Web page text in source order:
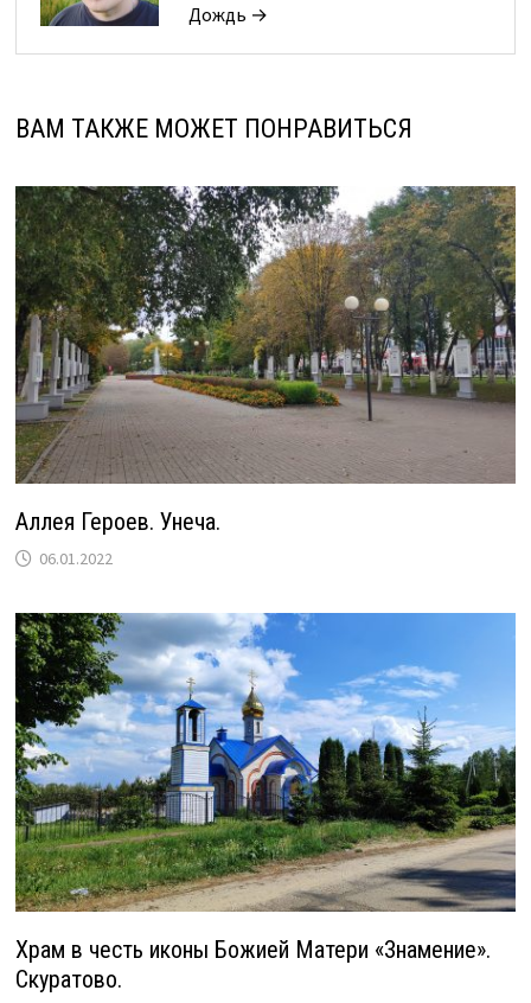
Дождь →
ВАМ ТАКЖЕ МОЖЕТ ПОНРАВИТЬСЯ
Аллея Героев. Унеча.
06.01.2022
Храм в честь иконы Божией Матери «Знамение».
Скуратово.